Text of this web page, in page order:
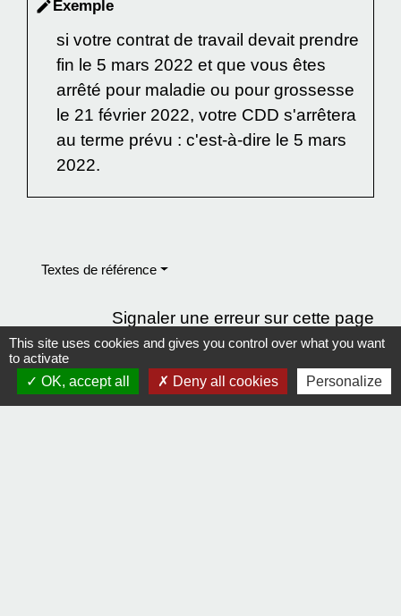
editExemple
si votre contrat de travail devait prendre
fin le 5 mars 2022 et que vous êtes
arrêté pour maladie ou pour grossesse
le 21 février 2022, votre CDD s'arrêtera
au terme prévu : c'est-à-dire le 5 mars
2022.
Textes de référence
Signaler une erreur sur cette page
This site uses cookies and gives you control over what you want
to activate
OK, accept all
Deny all cookies Personalize